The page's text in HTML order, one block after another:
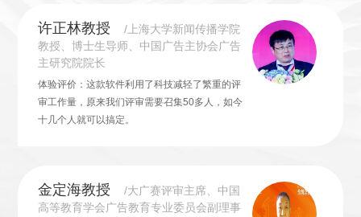
许正林教授
/上海大学新闻传播学院
教授、博士生导师、中国广告主协会广告
主研究院院长
体验评价：这款软件利用了科技减轻了繁重的评
审工作量，原来我们评审需要召集50多人，如今
十几个人就可以搞定。
金定海教授
/大广赛评审主席、中国
高等教育学会广告教育专业委员会副理事